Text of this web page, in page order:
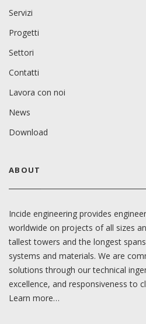
Servizi
Progetti
Settori
Contatti
Lavora con noi
News
Download
ABOUT
Incide engineering provides
worldwide on projects of all sizes
tallest towers and the longest
systems and materials. We are
solutions through our technical
excellence, and responsiveness to
Learn more…